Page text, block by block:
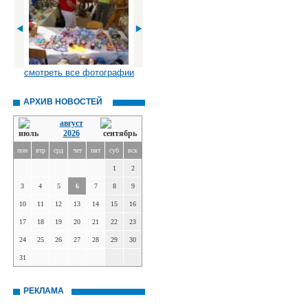
смотреть все фотографии
АРХИВ НОВОСТЕЙ
август
2026
пон втр срд чет пят суб вск
1 2
3 4 5 6 7 8 9
10 11 12 13 14 15 16
17 18 19 20 21 22 23
24 25 26 27 28 29 30
31
РЕКЛАМА